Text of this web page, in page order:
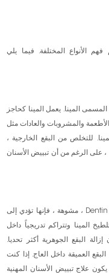
الأنواع المختلفة. فيما يلي
المينا. يعمل المينا كحاجز
والمشروبات والعادات مثل
للتخلص من البقع الخارجية ،
على الرغم من أن تبييض الأسنان
عندما تصبح الطبقة الداخلية للسن ، المعروفة باسم Dentin ، مشوهة ، فإنها تؤدي إلى
المينا وتتراكم تدريجياً داخل
البقع الجوهرية أكثر تحديا.
العميقة داخل العاج. إذا كنت
علاج تبييض الأسنان المهنية